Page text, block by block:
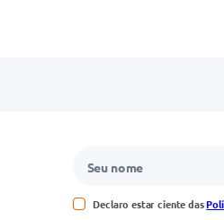
Declaro estar ciente das